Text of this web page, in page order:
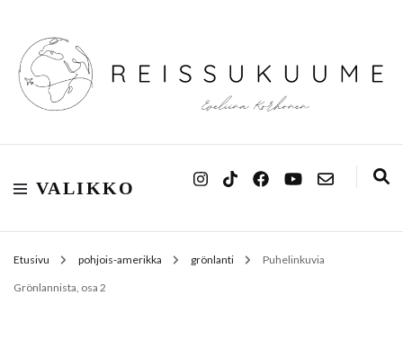
Reissukuume
VALIKKO
Etusivu pohjois-amerikka grönlanti Puhelinkuvia
Grönlannista, osa 2